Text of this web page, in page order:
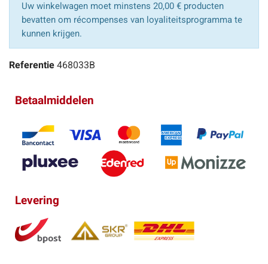
Uw winkelwagen moet minstens 20,00 € producten
bevatten om récompenses van loyaliteitsprogramma te
kunnen krijgen.
Referentie 468033B
Betaalmiddelen
Levering